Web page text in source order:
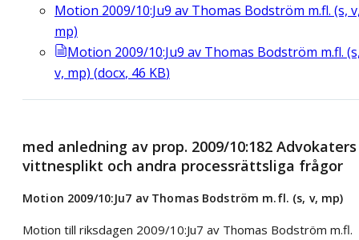
Motion 2009/10:Ju9 av Thomas Bodström m.fl. (s,
mp)
Motion 2009/10:Ju9 av Thomas Bodström m.fl.
v, mp) (docx, 46 KB)
med anledning av prop. 2009/10:182 Advokaters
vittnesplikt och andra processrättsliga frågor
Motion 2009/10:Ju7 av Thomas Bodström m.fl. (s, v, mp)
Motion till riksdagen 2009/10:Ju7 av Thomas Bodström m.fl.